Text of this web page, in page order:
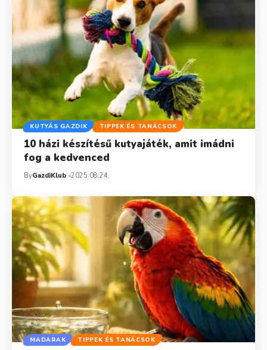
KUTYÁS GAZDIK TIPPEK ÉS TANÁCSOK
10 házi készítésű kutyajáték, amit imádni
fog a kedvenced
ByGazdiKlub 2025.08.24.
MADARAK TIPPEK ÉS TANÁCSOK